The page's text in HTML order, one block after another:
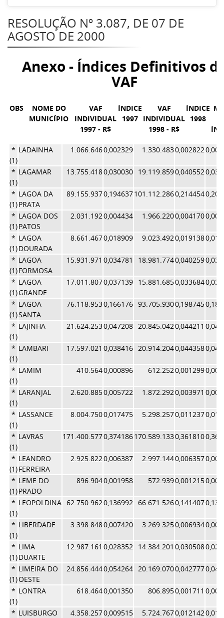
RESOLUÇÃO Nº 3.087, DE 07 DE
AGOSTO DE 2000
Anexo - Índices Definitivos
VAF
OBS
NOME DO
MUNICÍPIO
VAF
INDIVIDUAL
1997 - R$
ÍNDICE
1997
VAF
INDIVIDUAL
1998 - R$
ÍNDICE
1998
*
(1)
LADAINHA 1.066.6460,002329 1.330.4830,002822
*
(1)
LAGAMAR 13.755.4180,030030 19.119.8590,040552
*
(1)
LAGOA DA
PRATA
89.155.9370,194637101.112.2860,214454
*
(1)
LAGOA DOS
PATOS
2.031.1920,004434 1.966.2200,004170
*
(1)
LAGOA
DOURADA
8.661.4670,018909 9.023.4920,019138
*
(1)
LAGOA
FORMOSA
15.931.971 0,034781 18.981.7740,040259
*
(1)
LAGOA
GRANDE
17.011.8070,037139 15.881.6850,033684
*
(1)
LAGOA
SANTA
76.118.9530,166176 93.705.9300,198745
*
(1)
LAJINHA 21.624.2530,047208 20.845.0420,044211
*
(1)
LAMBARI 17.597.021 0,038416 20.914.2040,044358
*
(1)
LAMIM 410.5640,000896 612.2520,001299
*
(1)
LARANJAL 2.620.8850,005722 1.872.2920,003971
*
(1)
LASSANCE 8.004.7500,017475 5.298.2570,011237
*
(1)
LAVRAS 171.400.5770,374186170.589.1330,361810
*
(1)
LEANDRO
FERREIRA
2.925.8220,006387 2.997.1440,006357
*
(1)
LEME DO
PRADO
896.9040,001958 572.9390,001215
*
(1)
LEOPOLDINA 62.750.9620,136992 66.671.5260,141407
*
(1)
LIBERDADE 3.398.8480,007420 3.269.3250,006934
*
(1)
LIMA
DUARTE
12.987.161 0,028352 14.384.201 0,030508
*
(1)
LIMEIRA DO
OESTE
24.856.4440,054264 20.169.0700,042777
*
(1)
LONTRA 618.4640,001350 806.8950,001711
* LUISBURGO 4.358.2570,009515 5.724.7670,012142